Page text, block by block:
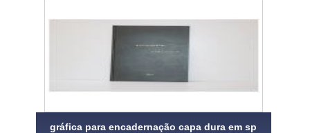
gráfica para encadernação capa dura em sp